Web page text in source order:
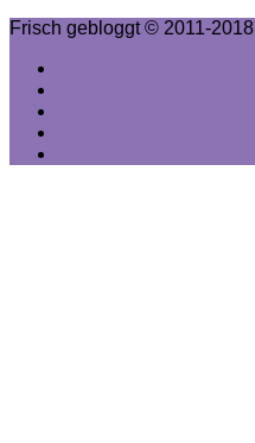
Frisch gebloggt © 2011-2018